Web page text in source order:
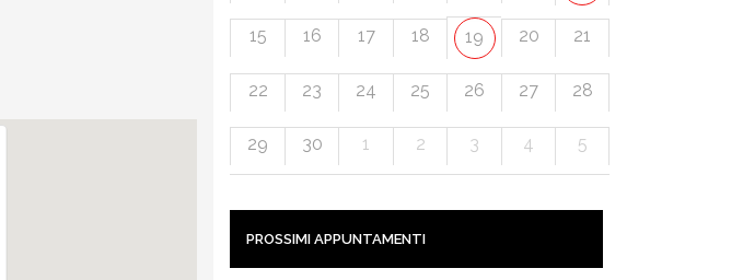
15 16 17 18 19 20 21
22 23 24 25 26 27 28
29 30 1 2 3 4 5
PROSSIMI APPUNTAMENTI